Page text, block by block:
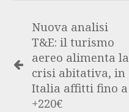
Nuova analisi
T&E: il turismo
aereo alimenta la
crisi abitativa, in
Italia affitti fino a
+220€